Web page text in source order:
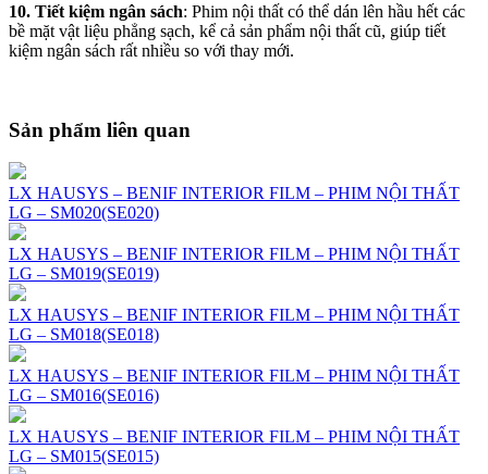
10. Tiết kiệm ngân sách: Phim nội thất có thể dán lên hầu hết các
bề mặt vật liệu phẳng sạch, kể cả sản phẩm nội thất cũ, giúp tiết
kiệm ngân sách rất nhiều so với thay mới.
Sản phẩm liên quan
LX HAUSYS – BENIF INTERIOR FILM – PHIM NỘI THẤT
LG – SM020(SE020)
LX HAUSYS – BENIF INTERIOR FILM – PHIM NỘI THẤT
LG – SM019(SE019)
LX HAUSYS – BENIF INTERIOR FILM – PHIM NỘI THẤT
LG – SM018(SE018)
LX HAUSYS – BENIF INTERIOR FILM – PHIM NỘI THẤT
LG – SM016(SE016)
LX HAUSYS – BENIF INTERIOR FILM – PHIM NỘI THẤT
LG – SM015(SE015)